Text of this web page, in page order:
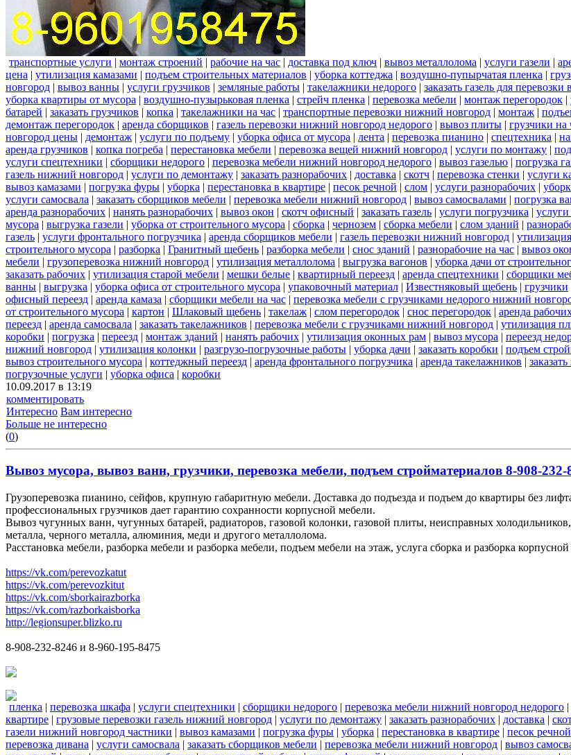
транспортные услуги | монтаж строений | рабочие на час | доставка под ключ | вывоз металлолома | услуги газели |
цена | утилизация камазами | подъем строительных материалов | уборка коттеджа | воздушно-пупырчатая пленка |
новгород | вывоз ванны | услуги грузчиков | земляные работы | такелажники недорого | заказать газель для
уборка квартиры от мусора | воздушно-пузырьковая пленка | стрейч пленка | перевозка мебели | монтаж перегородок |
батарей | заказать грузчиков | копка | такелажники на час | транспортные перевозки нижний новгород | монтаж |
демонтаж перегородок | аренда сборщиков | газель перевозки нижний новгород недорого | вывоз плиты | грузчики на
новгород цены | демонтаж | услуги по подъему | уборка офиса от мусора | лента | перевозка пианино | спецтехника |
аренда грузчиков | копка погреба | перестановка мебели | перевозка вещей нижний новгород | услуги по монтажу |
услуги спецтехники | сборщики недорого | перевозка мебели нижний новгород недорого | вывоз газелью | погрузка
газель нижний новгород | услуги по демонтажу | заказать разнорабочих | доставка | скотч | перевозка стенки | услуги
вывоз камазами | погрузка фуры | уборка | перестановка в квартире | песок речной | слом | услуги разнорабочих |
услуги самосвала | заказать сборщиков мебели | перевозка мебели нижний новгород | вывоз самосвалами | погрузка
аренда разнорабочих | нанять разнорабочих | вывоз окон | скотч офисный | заказать газель | услуги погрузчика |
мусора | выгрузка газели | уборка от строительного мусора | сборка | чернозем | сборка мебели | слом зданий |
газель | услуги фронтального погрузчика | аренда сборщиков мебели | газель перевозки нижний новгород |
строительного мусора | разборка | Гранитный щебень | разборка мебели | снос зданий | разнорабочие на час | вывоз
мебели | грузоперевозка нижний новгород | утилизация металлолома | выгрузка вагонов | уборка дачи от
заказать рабочих | утилизация старой мебели | мешки белые | квартирный переезд | аренда спецтехники | сборщики
ванны | выгрузка | уборка офиса от строительного мусора | упаковочный материал | Известняковый щебень | грузчики
офисный переезд | аренда камаза | сборщики мебели на час | перевозка мебели с грузчиками недорого нижний
от строительного мусора | картон | Шлаковый щебень | такелаж | слом перегородок | снос перегородок | аренда
переезд | аренда самосвала | заказать такелажников | перевозка мебели с грузчиками нижний новгород | утилизация
коробки | погрузка | переезд | монтаж зданий | нанять рабочих | утилизация оконных рам | вывоз мусора | переезд
нижний новгород | утилизация колонки | разгрузо-погрузочные работы | уборка дачи | заказать коробки | подъем
вывоз строительного мусора | коттеджный переезд | аренда фронтального погрузчика | аренда такелажников |
погрузочные услуги | уборка офиса | коробки
10.09.2017 в 13:19
комментировать
Интересно Вам интересно
Больше не интересно
(0)
Вывоз мусора, вывоз ванн, грузчики, перевозка мебели, подъем стройматериалов 8-908-232-
Грузоперевозка пианино, сейфов, крупную габаритную мебели. Доставка до подъезда и подъем до квартиры без
профессиональных грузчиков дает гарантию сохранности корпусной мебели.
Вывоз чугунных ванн, чугунных батарей, радиаторов, газовой колонки, газовой плиты, неисправных
металла, черного металла, алюминия, меди и другого металлолома.
Расстановка мебели, разборка мебели и разборка мебели, подъем мебели на этаж, услуга сборка и разборка
https://vk.com/perevozkatut
https://vk.com/perevozkitut
https://vk.com/sborkairazborka
https://vk.com/razborkaisborka
http://legionsuper.blizko.ru
8-908-232-8246 и 8-960-195-8475
пленка | перевозка шкафа | услуги спецтехники | сборщики недорого | перевозка мебели нижний новгород недорого |
квартире | грузовые перевозки газель нижний новгород | услуги по демонтажу | заказать разнорабочих | доставка |
газели нижний новгород частники | вывоз камазами | погрузка фуры | уборка | перестановка в квартире | песок речной
перевозка дивана | услуги самосвала | заказать сборщиков мебели | перевозка мебели нижний новгород | вывоз